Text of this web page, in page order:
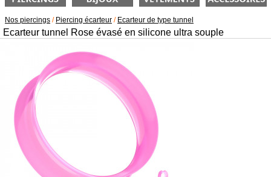
Nos piercings / Piercing écarteur / Ecarteur de type tunnel
Ecarteur tunnel Rose évasé en silicone ultra souple